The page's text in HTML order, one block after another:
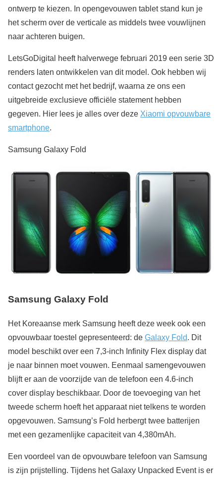
ontwerp te kiezen. In opengevouwen tablet stand kun je
het scherm over de verticale as middels twee vouwlijnen
naar achteren buigen.
LetsGoDigital heeft halverwege februari 2019 een serie 3D
renders laten ontwikkelen van dit model. Ook hebben wij
contact gezocht met het bedrijf, waarna ze ons een
uitgebreide exclusieve officiële statement hebben
gegeven. Hier lees je alles over deze Xiaomi opvouwbare
smartphone.
Samsung Galaxy Fold
Samsung Galaxy Fold
Het Koreaanse merk Samsung heeft deze week ook een
opvouwbaar toestel gepresenteerd: de Galaxy Fold. Dit
model beschikt over een 7,3-inch Infinity Flex display dat
je naar binnen moet vouwen. Eenmaal samengevouwen
blijft er aan de voorzijde van de telefoon een 4.6-inch
cover display beschikbaar. Door de toevoeging van het
tweede scherm hoeft het apparaat niet telkens te worden
opgevouwen. Samsung’s Fold herbergt twee batterijen
met een gezamenlijke capaciteit van 4,380mAh.
Een voordeel van de opvouwbare telefoon van Samsung
is zijn prijstelling. Tijdens het Galaxy Unpacked Event is er